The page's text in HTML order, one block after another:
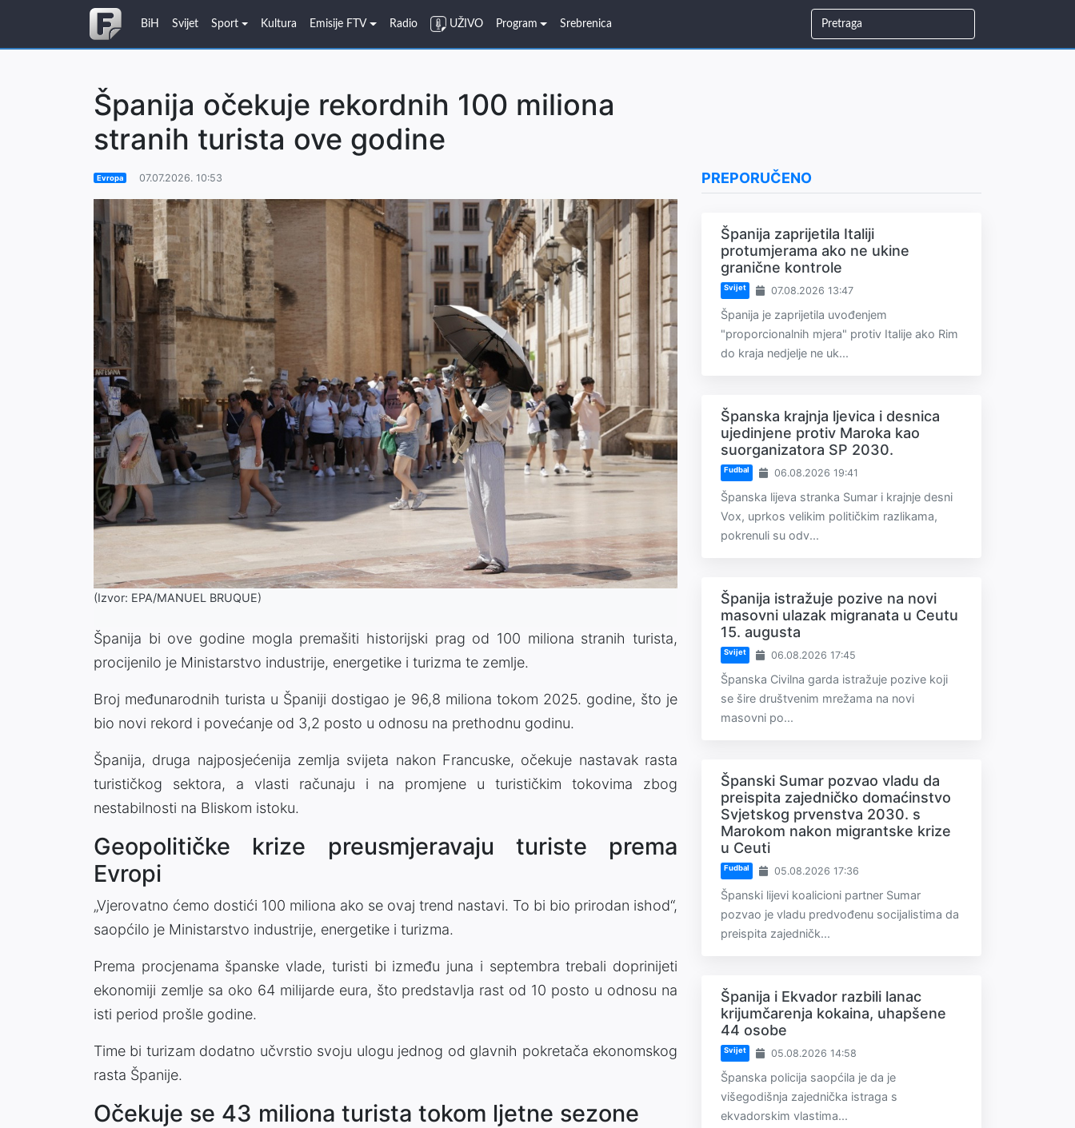
BiH Svijet Sport Kultura Emisije FTV Radio UŽIVO Program Srebrenica
Španija očekuje rekordnih 100 miliona
stranih turista ove godine
Evropa 07.07.2026. 10:53
(Izvor: EPA/MANUEL BRUQUE)
Španija bi ove godine mogla premašiti historijski prag od 100 miliona stranih turista,
procijenilo je Ministarstvo industrije, energetike i turizma te zemlje.
Broj međunarodnih turista u Španiji dostigao je 96,8 miliona tokom 2025. godine, što je
bio novi rekord i povećanje od 3,2 posto u odnosu na prethodnu godinu.
Španija, druga najposjećenija zemlja svijeta nakon Francuske, očekuje nastavak rasta
turističkog sektora, a vlasti računaju i na promjene u turističkim tokovima zbog
nestabilnosti na Bliskom istoku.
Geopolitičke krize preusmjeravaju turiste prema
Evropi
„Vjerovatno ćemo dostići 100 miliona ako se ovaj trend nastavi. To bi bio prirodan ishod“,
saopćilo je Ministarstvo industrije, energetike i turizma.
Prema procjenama španske vlade, turisti bi između juna i septembra trebali doprinijeti
ekonomiji zemlje sa oko 64 milijarde eura, što predstavlja rast od 10 posto u odnosu na
isti period prošle godine.
Time bi turizam dodatno učvrstio svoju ulogu jednog od glavnih pokretača ekonomskog
rasta Španije.
Očekuje se 43 miliona turista tokom ljetne sezone
PREPORUČENO
Španija zaprijetila Italiji
protumjerama ako ne ukine
granične kontrole
Svijet 07.08.2026 13:47
Španija je zaprijetila uvođenjem
"proporcionalnih mjera" protiv Italije ako Rim
do kraja nedjelje ne uk...
Španska krajnja ljevica i desnica
ujedinjene protiv Maroka kao
suorganizatora SP 2030.
Fudbal 06.08.2026 19:41
Španska lijeva stranka Sumar i krajnje desni
Vox, uprkos velikim političkim razlikama,
pokrenuli su odv...
Španija istražuje pozive na novi
masovni ulazak migranata u Ceutu
15. augusta
Svijet 06.08.2026 17:45
Španska Civilna garda istražuje pozive koji
se šire društvenim mrežama na novi
masovni po...
Španski Sumar pozvao vladu da
preispita zajedničko domaćinstvo
Svjetskog prvenstva 2030. s
Marokom nakon migrantske krize
u Ceuti
Fudbal 05.08.2026 17:36
Španski lijevi koalicioni partner Sumar
pozvao je vladu predvođenu socijalistima da
preispita zajedničk...
Španija i Ekvador razbili lanac
krijumčarenja kokaina, uhapšene
44 osobe
Svijet 05.08.2026 14:58
Španska policija saopćila je da je
višegodišnja zajednička istraga s
ekvadorskim vlastima...